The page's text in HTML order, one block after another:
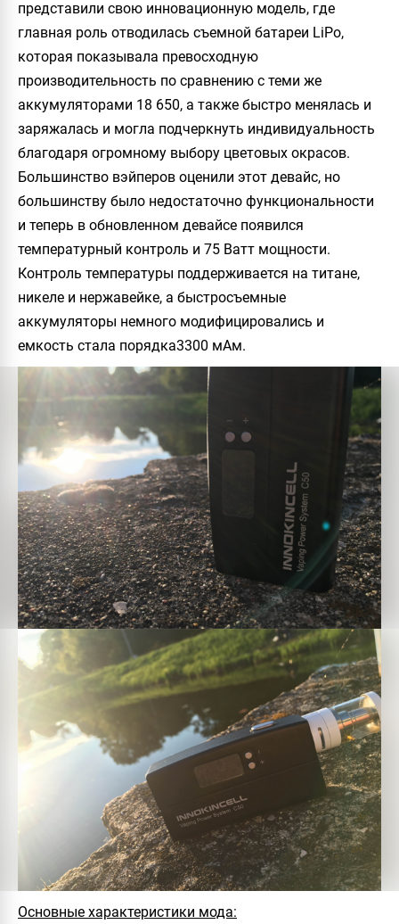
представили свою инновационную модель, где
главная роль отводилась съемной батареи LiPo,
которая показывала превосходную
производительность по сравнению с теми же
аккумуляторами 18 650, а также быстро менялась и
заряжалась и могла подчеркнуть индивидуальность
благодаря огромному выбору цветовых окрасов.
Большинство вэйперов оценили этот девайс, но
большинству было недостаточно функциональности
и теперь в обновленном девайсе появился
температурный контроль и 75 Ватт мощности.
Контроль температуры поддерживается на титане,
никеле и нержавейке, а быстросъемные
аккумуляторы немного модифицировались и
емкость стала порядка3300 мАм.
Основные характеристики мода: